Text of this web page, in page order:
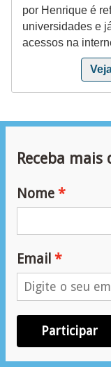
por Henrique é
universidades e
acessos na
Receba mais
Nome
Email
Participar
ã
o
j
t
o
s
s
q
u